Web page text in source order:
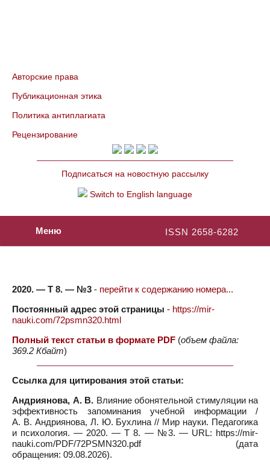
Авторские права
Публикационная этика
Политика антиплагиата
Рецензирование
Подписаться на новостную рассылку
Switch to English language
ISSN 2658-6282
Меню
2020. — Т 8. — №3 - перейти к содержанию номера...
Постоянный адрес этой страницы - https://mir-
nauki.com/72psmn320.html
Полный текст статьи в формате PDF (объем файла:
369.2 Кбайт)
Ссылка для цитирования этой статьи:
Андриянова, А. В. Влияние обонятельной стимуляции на
эффективность запоминания учебной информации /
А. В. Андриянова, Л. Ю. Бухлина // Мир науки. Педагогика
и психология. — 2020. — Т 8. — №3. — URL: https://mir-
nauki.com/PDF/72PSMN320.pdf (дата
обращения: 09.08.2026).